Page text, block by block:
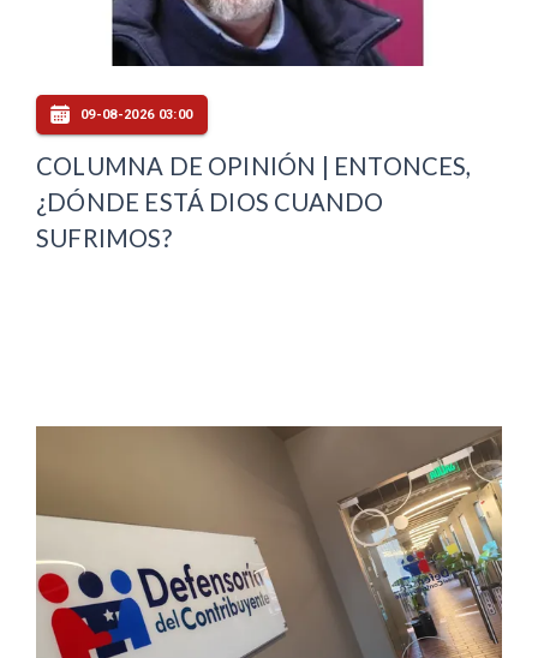
09-08-2026 03:00
COLUMNA DE OPINIÓN | ENTONCES,
¿DÓNDE ESTÁ DIOS CUANDO
SUFRIMOS?